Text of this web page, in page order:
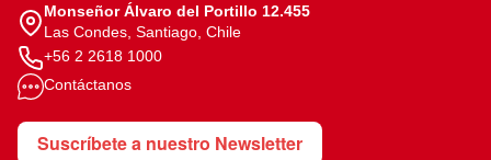
Monseñor Álvaro del Portillo 12.455
Las Condes, Santiago, Chile
+56 2 2618 1000
Contáctanos
Suscríbete a nuestro Newsletter